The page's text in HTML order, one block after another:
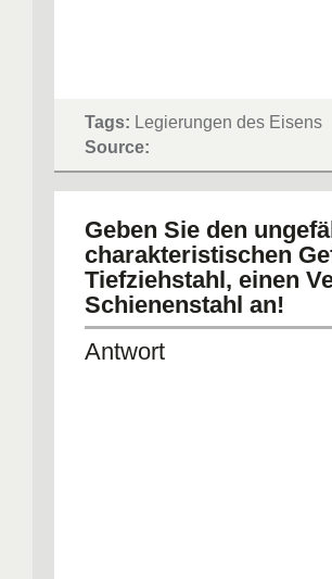
Tags: Legierungen des Eisens
Source:
Geben Sie den
charakteristischen
Tiefziehstahl, einen
Schienenstahl an!
Antwort